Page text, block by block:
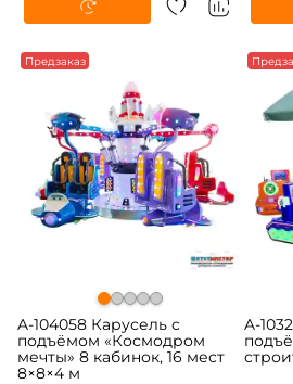
Предзаказ
A-104058 Карусель с
подъёмом «Космодром
мечты» 8 кабинок, 16 мест
8×8×4 м
A-